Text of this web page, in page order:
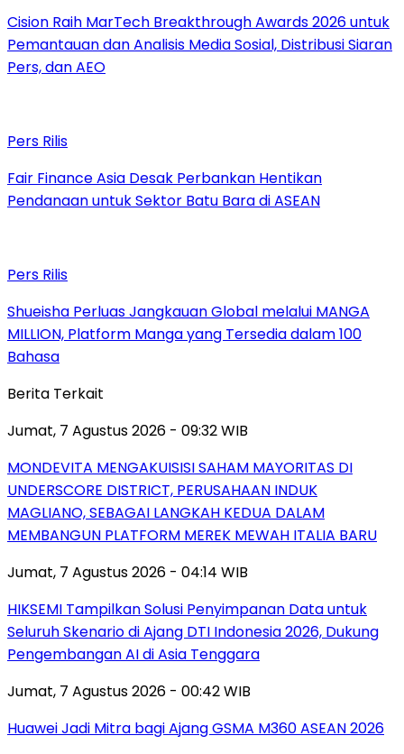
Cision Raih MarTech Breakthrough Awards 2026 untuk
Pemantauan dan Analisis Media Sosial, Distribusi Siaran
Pers, dan AEO
Pers Rilis
Fair Finance Asia Desak Perbankan Hentikan
Pendanaan untuk Sektor Batu Bara di ASEAN
Pers Rilis
Shueisha Perluas Jangkauan Global melalui MANGA
MILLION, Platform Manga yang Tersedia dalam 100
Bahasa
Berita Terkait
Jumat, 7 Agustus 2026 - 09:32 WIB
MONDEVITA MENGAKUISISI SAHAM MAYORITAS DI
UNDERSCORE DISTRICT, PERUSAHAAN INDUK
MAGLIANO, SEBAGAI LANGKAH KEDUA DALAM
MEMBANGUN PLATFORM MEREK MEWAH ITALIA BARU
Jumat, 7 Agustus 2026 - 04:14 WIB
HIKSEMI Tampilkan Solusi Penyimpanan Data untuk
Seluruh Skenario di Ajang DTI Indonesia 2026, Dukung
Pengembangan AI di Asia Tenggara
Jumat, 7 Agustus 2026 - 00:42 WIB
Huawei Jadi Mitra bagi Ajang GSMA M360 ASEAN 2026